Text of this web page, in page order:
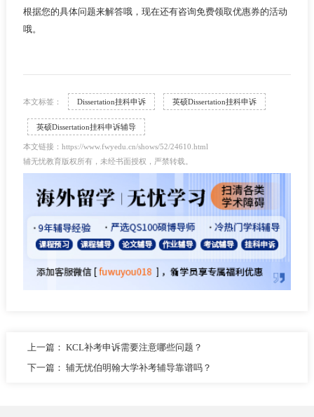
根据您的具体问题来解答哦，现在还有咨询免费领取优惠券的活动
哦。
本文标签： Dissertation挂科申诉 英硕Dissertation挂科申诉
英硕Dissertation挂科申诉辅导
本文链接：https://www.fwyedu.cn/shows/52/24610.html
辅无忧教育版权所有，未经书面授权，严禁转载。
上一篇： KCL补考申诉需要注意哪些问题？
下一篇： 辅无忧伯明翰大学补考辅导靠谱吗？